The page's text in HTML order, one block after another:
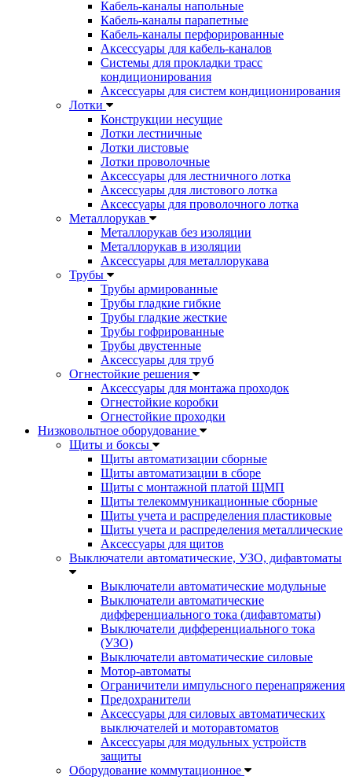
Кабель-каналы напольные
Кабель-каналы парапетные
Кабель-каналы перфорированные
Аксессуары для кабель-каналов
Системы для прокладки трасс
кондиционирования
Аксессуары для систем кондиционирования
Лотки
Конструкции несущие
Лотки лестничные
Лотки листовые
Лотки проволочные
Аксессуары для лестничного лотка
Аксессуары для листового лотка
Аксессуары для проволочного лотка
Металлорукав
Металлорукав без изоляции
Металлорукав в изоляции
Аксессуары для металлорукава
Трубы
Трубы армированные
Трубы гладкие гибкие
Трубы гладкие жесткие
Трубы гофрированные
Трубы двустенные
Аксессуары для труб
Огнестойкие решения
Аксессуары для монтажа проходок
Огнестойкие коробки
Огнестойкие проходки
Низковольтное оборудование
Щиты и боксы
Щиты автоматизации сборные
Щиты автоматизации в сборе
Щиты с монтажной платой ЩМП
Щиты телекоммуникационные сборные
Щиты учета и распределения пластиковые
Щиты учета и распределения металлические
Аксессуары для щитов
Выключатели автоматические, УЗО, дифавтоматы
Выключатели автоматические модульные
Выключатели автоматические
дифференциального тока (дифавтоматы)
Выключатели дифференциального тока
(УЗО)
Выключатели автоматические силовые
Мотор-автоматы
Ограничители импульсного перенапряжения
Предохранители
Аксессуары для силовых автоматических
выключателей и моторавтоматов
Аксессуары для модульных устройств
защиты
Оборудование коммутационное